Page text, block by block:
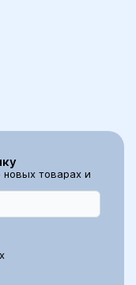
новых товарах и